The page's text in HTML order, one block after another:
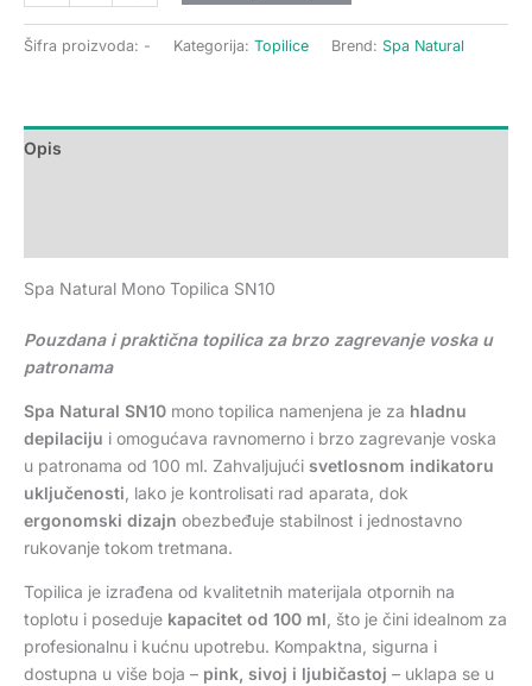
Šifra proizvoda: - Kategorija: Topilice Brend: Spa Natural
Opis
Spa Natural Mono Topilica SN10
Pouzdana i praktična topilica za brzo zagrevanje voska u
patronama
Spa Natural SN10 mono topilica namenjena je za hladnu
depilaciju i omogućava ravnomerno i brzo zagrevanje voska
u patronama od 100 ml. Zahvaljujući svetlosnom indikatoru
uključenosti, lako je kontrolisati rad aparata, dok
ergonomski dizajn obezbeđuje stabilnost i jednostavno
rukovanje tokom tretmana.
Topilica je izrađena od kvalitetnih materijala otpornih na
toplotu i poseduje kapacitet od 100 ml, što je čini idealnom za
profesionalnu i kućnu upotrebu. Kompaktna, sigurna i
dostupna u više boja – pink, sivoj i ljubičastoj – uklapa se u